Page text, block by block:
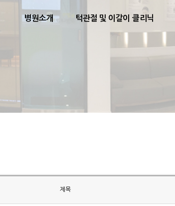
병원소개 턱관절 및 이갈이 클리닉
제목